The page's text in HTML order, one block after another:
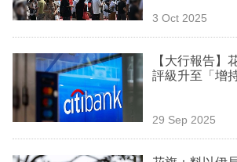
生
時
事
欄
3 Oct 2025
【大行報告】
評級升至「增
29 Sep 2025